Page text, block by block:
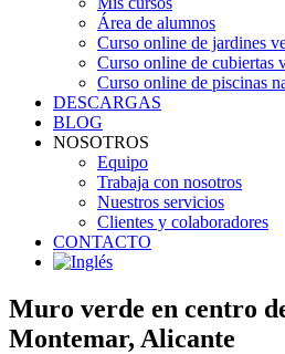
Área de alumnos
Curso online de jardines
Curso online de cubiertas
Curso online de piscinas
DESCARGAS
BLOG
NOSOTROS
Equipo
Trabaja con nosotros
Nuestros servicios
Clientes y colaboradores
CONTACTO
Muro verde en centro
Montemar, Alicante